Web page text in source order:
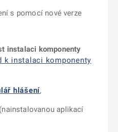
s pomocí nové verze
instalaci komponenty
k instalaci komponenty
hlášení,
aplikací